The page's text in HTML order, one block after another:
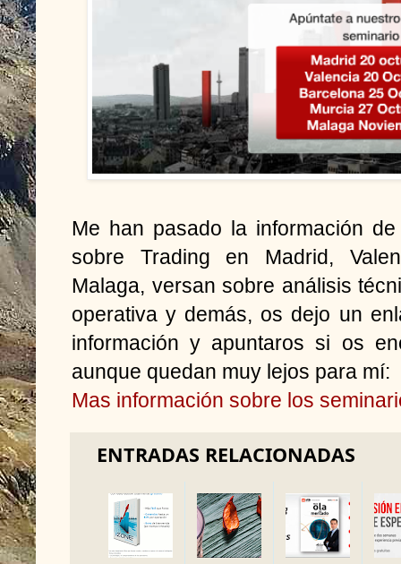
Me han pasado la información
sobre Trading en Madrid,
Malaga, versan sobre análisis
operativa y demás, os dejo un
información y apuntaros si os
aunque quedan muy lejos para mí:
Mas información sobre los
ENTRADAS RELACIONADAS